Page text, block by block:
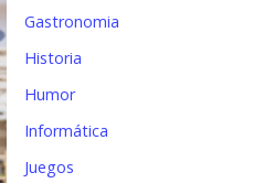
Gastronomia
Historia
Humor
Informática
Juegos